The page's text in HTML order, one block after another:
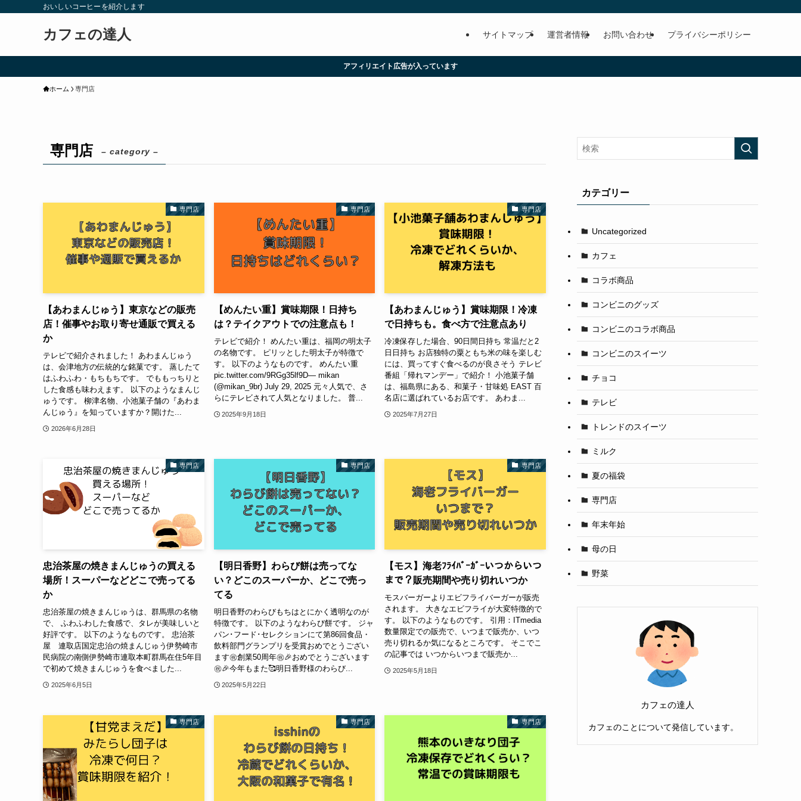
おいしいコーヒーを紹介します
カフェの達人 サイトマップ 運営者情報 お問い合わせ プライバシーポリシー
アフィリエイト広告が入っています
ホーム 専門店
専門店 – category –
専門店
【あわまんじゅう】東京などの販売
店！催事やお取り寄せ通販で買える
か
テレビで紹介されました！ あわまんじゅう
は、会津地方の伝統的な銘菓です。 蒸したて
はふわふわ・もちもちです。 でももっちりと
した食感も味わえます。 以下のようなまんじ
ゅうです。 柳津名物、小池菓子舗の『あわま
んじゅう』を知っていますか？開けた...
2026年6月28日
専門店
【めんたい重】賞味期限！日持ち
は？テイクアウトでの注意点も！
テレビで紹介！ めんたい重は、福岡の明太子
の名物です。 ピリッとした明太子が特徴で
す。 以下のようなものです。 めんたい重
pic.twitter.com/9RGg35lf9D— mikan
(@mikan_9br) July 29, 2025 元々人気で、さ
らにテレビされて人気となりました。 普...
2025年9月18日
専門店
【あわまんじゅう】賞味期限！冷凍
で日持ちも。食べ方で注意点あり
冷凍保存した場合、90日間日持ち 常温だと2
日日持ち お店独特の粟ともち米の味を楽しむ
には、買ってすぐ食べるのが良さそう テレビ
番組「帰れマンデー」で紹介！ 小池菓子舗
は、福島県にある、和菓子・甘味処 EAST 百
名店に選ばれているお店です。 あわま...
2025年7月27日
専門店
忠治茶屋の焼きまんじゅうの買える
場所！スーパーなどどこで売ってる
か
忠治茶屋の焼きまんじゅうは、群馬県の名物
で、 ふわふわした食感で、タレが美味しいと
好評です。 以下のようなものです。 忠治茶
屋 連取店国定忠治の焼まんじゅう伊勢崎市
民病院の南側伊勢崎市連取本町群馬在住5年目
で初めて焼きまんじゅうを食べました...
2025年6月5日
専門店
【明日香野】わらび餅は売ってな
い？どこのスーパーか、どこで売っ
てる
明日香野のわらびもちはとにかく透明なのが
特徴です。 以下のようなわらび餅です。 ジャ
パン･フード･セレクションにて第86回食品・
飲料部門グランプリを受賞おめでとうござい
ます㊗️創業50周年㊗️🎉おめでとうございます
㊗️🎉今年もまた🥰明日香野様のわらび...
2025年5月22日
専門店
【モス】海老ﾌﾗｲﾊﾞｰｶﾞｰいつからいつ
まで？販売期間や売り切れいつか
モスバーガーよりエビフライバーガーが販売
されます。 大きなエビフライが大変特徴的で
す。 以下のようなものです。 引用：ITmedia
数量限定での販売で、いつまで販売か、いつ
売り切れるか気になるところです。 そこでこ
の記事では いつからいつまで販売か...
2025年5月18日
専門店 専門店 専門店
カテゴリー
Uncategorized
カフェ
コラボ商品
コンビニのグッズ
コンビニのコラボ商品
コンビニのスイーツ
チョコ
テレビ
トレンドのスイーツ
ミルク
夏の福袋
専門店
年末年始
母の日
野菜
カフェの達人
カフェのことについて発信しています。